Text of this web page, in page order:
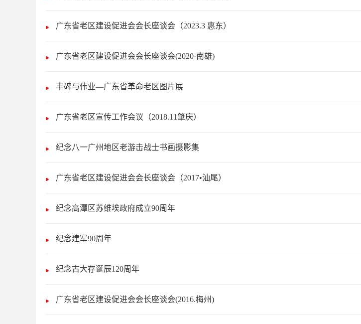
广东省老区建设促进会会长座谈会（2023.3 惠东）
广东省老区建设促进会会长座谈会(2020·南雄)
丰碑与伟业—广东省革命老区图片展
广东省老区宣传工作会议（2018.11肇庆）
纪念八一广州地区老游击战士书画摄影集
广东省老区建设促进会会长座谈会（2017•汕尾）
纪念高潭区苏维埃政府成立90周年
纪念建军90周年
纪念古大存诞辰120周年
广东省老区建设促进会会长座谈会(2016.梅州)